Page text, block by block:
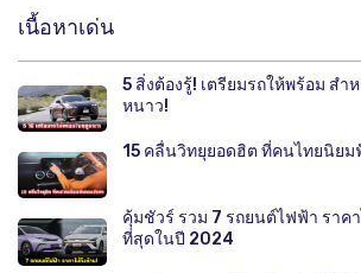
เนื้อหาเด่น
5 สิ่งต้องรู้! เตรียมรถให้พร้อม สำ
หนาว!
15 คลื่นวิทยุยอดฮิต ที่คนไทยนิย
คุ้มชัวร์ รวม 7 รถยนต์ไฟฟ้า ราค
ที่สุดในปี 2024